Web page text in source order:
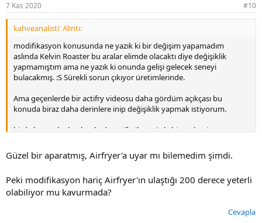
Ekli dosyayı görüntüle 1894Ekli dosyayı görüntüle 1895
7 Kas 2020 #10
kahveanalisti' Alıntı:
modifikasyon konusunda ne yazık ki bir değişim yapamadım
aslında Kelvin Roaster bu aralar elimde olacaktı diye değişiklik
yapmamıştım ama ne yazık ki onunda gelişi gelecek seneyi
bulacakmış. :S Sürekli sorun çıkıyor üretimlerinde.
Ama geçenlerde bir actifry videosu daha gördüm açıkçası bu
konuda biraz daha derinlere inip değişiklik yapmak istiyorum.
birde buna ek olarak aslında actifry'lara şöyle bir mekanizma
ürünün satışını bulamadım ama.
Güzel bir aparatmış, Airfryer'a uyar mı bilemedim şimdi.
Peki modifikasyon hariç Airfryer'ın ulaştığı 200 derece yeterli
olabiliyor mu kavurmada?
Cevapla